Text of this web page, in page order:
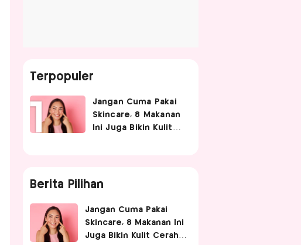
Terpopuler
Jangan Cuma Pakai
Skincare, 8 Makanan
Ini Juga Bikin Kulit
Berita Pilihan
Jangan Cuma Pakai
Skincare, 8 Makanan Ini
Juga Bikin Kulit Cerah